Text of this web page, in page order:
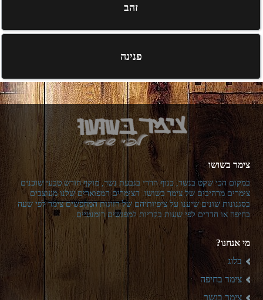
זהב
פנינה
צימר בשושו
במקום הכי שקט בנשר, בנוף הררי בגבעת נשר, מוקף חורש טבעי שוכנים
צימרים מרהיבים של צימר בשושו. הצימרים המפוארים שלנו מעוצבים
בסגנונות שונים שיענו על ציפיותיהם של הזוגות המחפשים צימר לפי שעה
בחיפה או חדרים לפי שעות בקריות למפגשים רומנטיים.
מי אנחנו?
בלוג
צימר בחיפה
צימר בנשר